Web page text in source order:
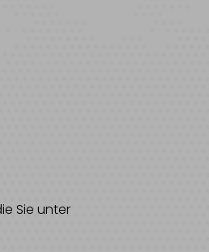
Sie unter